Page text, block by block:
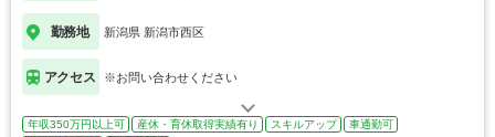
勤務地 新潟県 新潟市西区
アクセス ※お問い合わせください
年収350万円以上可 産休・育休取得実績有り スキルアップ
車通勤可